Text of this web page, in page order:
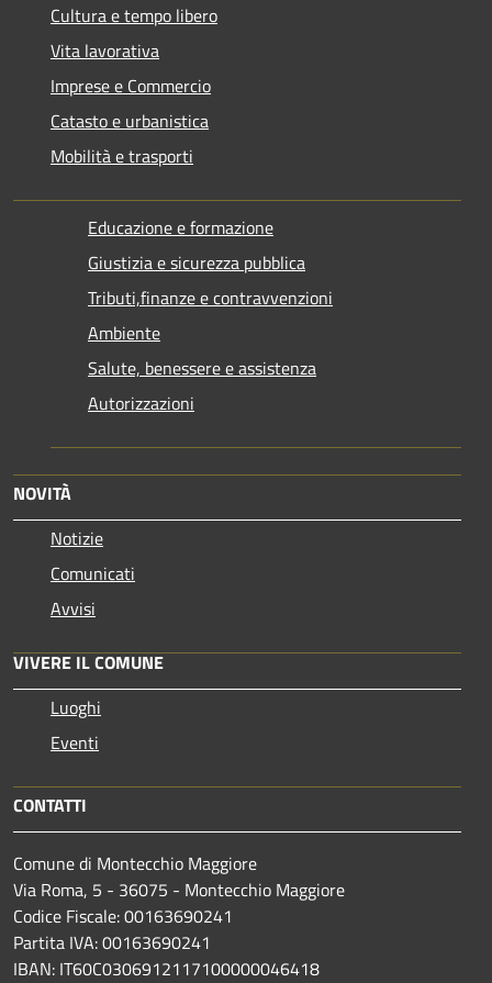
Cultura e tempo libero
Vita lavorativa
Imprese e Commercio
Catasto e urbanistica
Mobilità e trasporti
Educazione e formazione
Giustizia e sicurezza pubblica
Tributi,finanze e contravvenzioni
Ambiente
Salute, benessere e assistenza
Autorizzazioni
NOVITÀ
Notizie
Comunicati
Avvisi
VIVERE IL COMUNE
Luoghi
Eventi
CONTATTI
Comune di Montecchio Maggiore
Via Roma, 5 - 36075 - Montecchio Maggiore
Codice Fiscale: 00163690241
Partita IVA: 00163690241
IBAN: IT60C0306912117100000046418